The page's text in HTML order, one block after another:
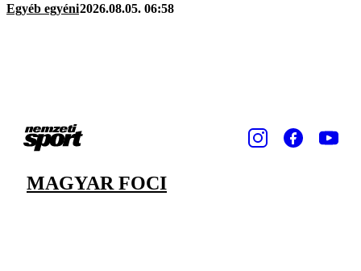
Egyéb egyéni2026.08.05. 06:58
MAGYAR FOCI